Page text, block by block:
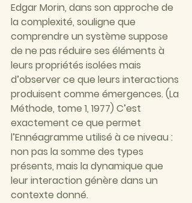
Edgar Morin, dans son approche de
la complexité, souligne que
comprendre un système suppose
de ne pas réduire ses éléments à
leurs propriétés isolées mais
d’observer ce que leurs interactions
produisent comme émergences. (La
Méthode, tome 1, 1977) C’est
exactement ce que permet
l’Ennéagramme utilisé à ce niveau :
non pas la somme des types
présents, mais la dynamique que
leur interaction génère dans un
contexte donné.